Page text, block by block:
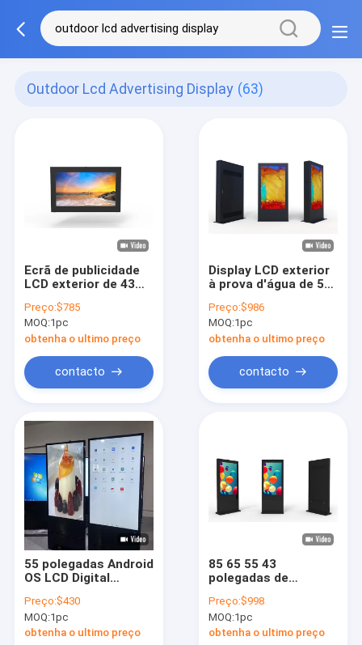
Outdoor Lcd Advertising Display (63)
Ecrã de publicidade
LCD exterior de 43
2500Cd/m2 de brilho
Preço:$785
MOQ:1pc
obtenha o ultimo preço
contacto
Display LCD exterior
à prova d'água de 55
de 2500 nits para
sinalização digital e
publicidade
Preço:$986
MOQ:1pc
obtenha o ultimo preço
contacto
55 polegadas Android
OS LCD Digital
/ m2 Brilho para tela
de exibição de
publicidade interna /
Preço:$430
MOQ:1pc
obtenha o ultimo preço
85 65 55 43
polegadas de
LCD exterior com
2500Cd/m2 Brilho e
178°/178° Ângulo de
Preço:$998
MOQ:1pc
obtenha o ultimo preço